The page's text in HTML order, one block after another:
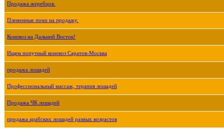
Продажа жеребцов.
Племенные пони на продажу.
Коневоз на Дальний Восток!
Ищем попутный коневоз Саратов-Москва
продажа лошадей
Профессиональный массаж, терапия лошадей
Продажа ЧК лошадей
продажа арабских лошадей разных возрастов